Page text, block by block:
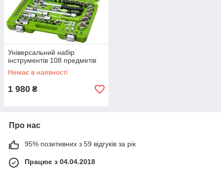
Універсальний набір
інструментів 108 предметів
Немає в наявності
1 980 ₴
Про нас
95% позитивних з 59 відгуків за рік
Працює з 04.04.2018